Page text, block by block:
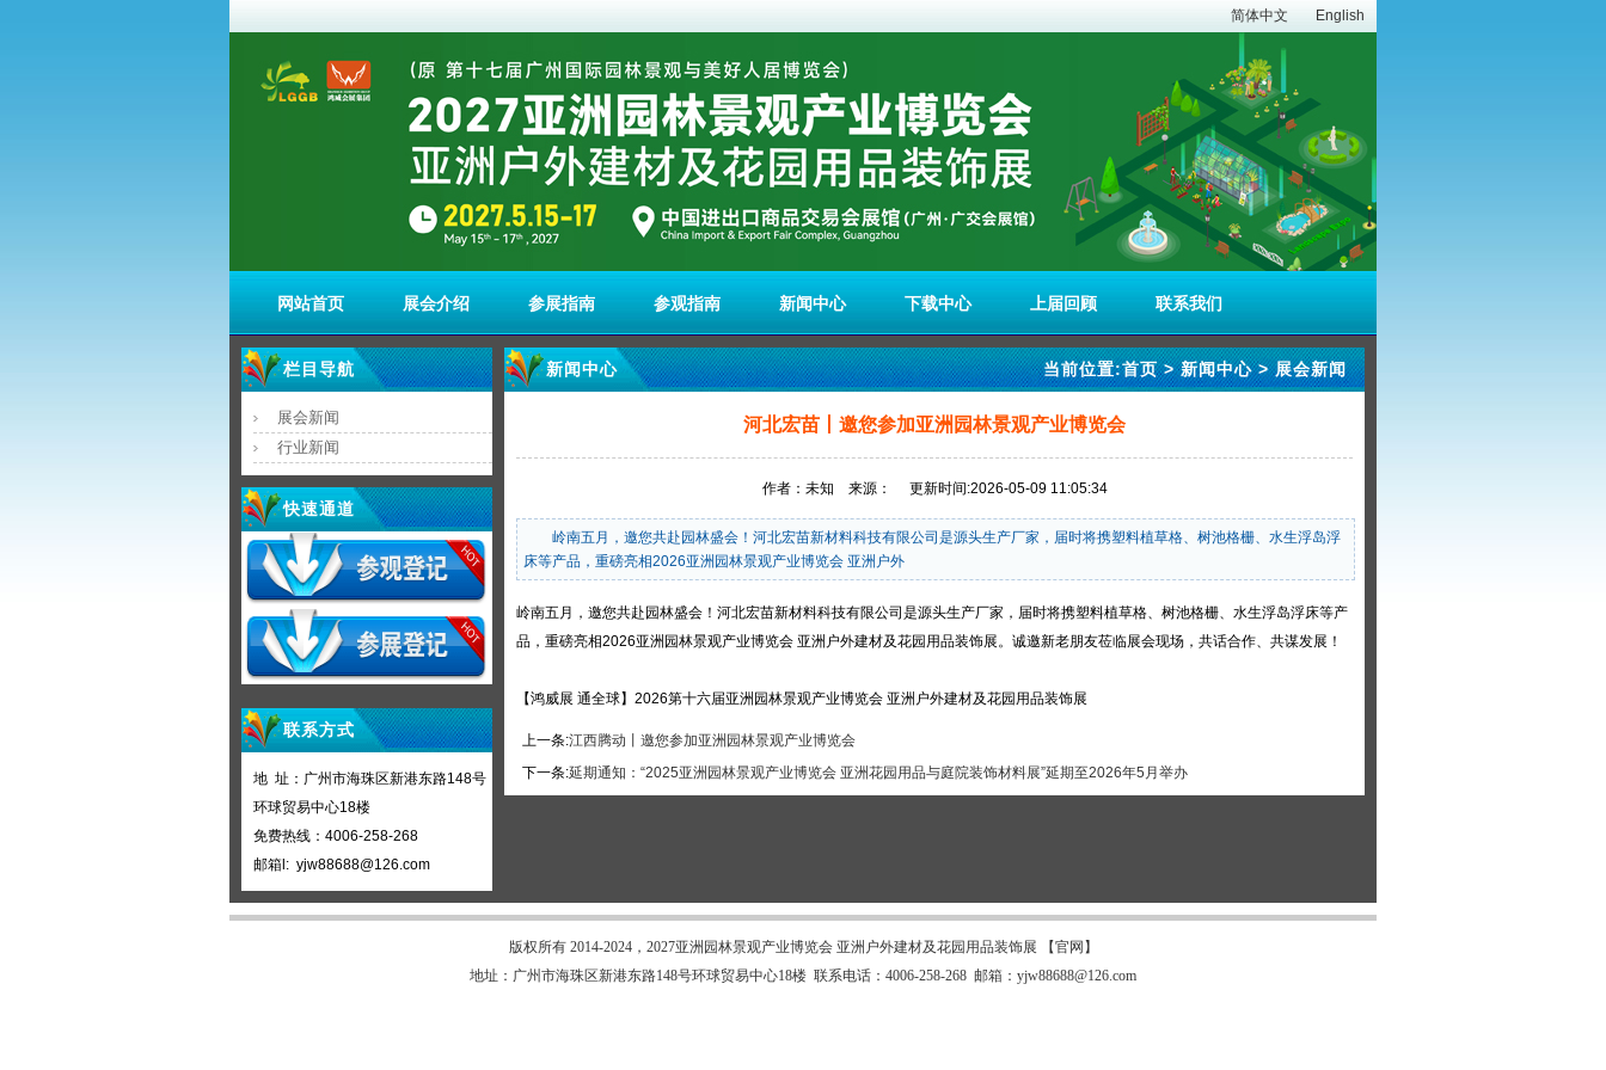
简体中文 English
网站首页 展会介绍 参展指南 参观指南 新闻中心 下载中心 上届回顾 联系我们
栏目导航
展会新闻
行业新闻
快速通道
联系方式
地 址：广州市海珠区新港东路148号
环球贸易中心18楼
免费热线：4006-258-268
邮箱l: yjw88688@126.com
当前位置:首页>新闻中心>展会新闻
新闻中心
河北宏苗丨邀您参加亚洲园林景观产业博览会
作者：未知 来源： 更新时间:2026-05-09 11:05:34
岭南五月，邀您共赴园林盛会！河北宏苗新材料科技有限公司是源头生产厂家，届时将携塑料植草格、树池格栅、水生浮岛浮
床等产品，重磅亮相2026亚洲园林景观产业博览会 亚洲户外
岭南五月，邀您共赴园林盛会！河北宏苗新材料科技有限公司是源头生产厂家，届时将携塑料植草格、树池格栅、水生浮岛浮床等产
品，重磅亮相2026亚洲园林景观产业博览会 亚洲户外建材及花园用品装饰展。诚邀新老朋友莅临展会现场，共话合作、共谋发展！
【鸿威展 通全球】2026第十六届亚洲园林景观产业博览会 亚洲户外建材及花园用品装饰展
上一条:江西腾动丨邀您参加亚洲园林景观产业博览会
下一条:延期通知：“2025亚洲园林景观产业博览会 亚洲花园用品与庭院装饰材料展”延期至2026年5月举办
版权所有 2014-2024，2027亚洲园林景观产业博览会 亚洲户外建材及花园用品装饰展 【官网】
地址：广州市海珠区新港东路148号环球贸易中心18楼 联系电话：4006-258-268 邮箱：yjw88688@126.com